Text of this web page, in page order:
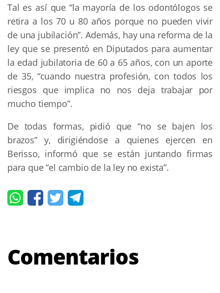
Tal es así que “la mayoría de los odontólogos se
retira a los 70 u 80 años porque no pueden vivir
de una jubilación”. Además, hay una reforma de la
ley que se presentó en Diputados para aumentar
la edad jubilatoria de 60 a 65 años, con un aporte
de 35, “cuando nuestra profesión, con todos los
riesgos que implica no nos deja trabajar por
mucho tiempo”.
De todas formas, pidió que “no se bajen los
brazos” y, dirigiéndose a quienes ejercen en
Berisso, informó que se están juntando firmas
para que “el cambio de la ley no exista”.
Comentarios